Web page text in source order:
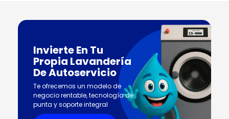
Invierte En Tu
Propia Lavandería
De Autoservicio
Te ofrecemos un modelo de
negocio rentable, tecnología de
punta y soporte integral